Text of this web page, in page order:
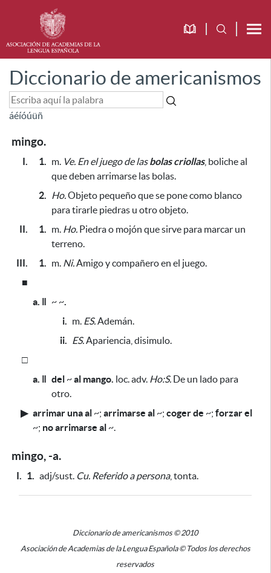
Diccionario de americanismos
áéíóúüñ
mingo.
I. 1. m. Ve. En el juego de lasbolas criollas, boliche al
que deben arrimarse las bolas.
2. Ho.Objeto pequeño que se pone como blanco
para tirarle piedras u otro objeto.
II.
1. m. Ho. Piedra o mojón que sirve para marcar un
terreno.
III.
1. m. Ni.Amigo y compañero en el juego.
■
a. ǁ ~ ~.
i. m. ES.Ademán.
ii. ES.Apariencia, disimulo.
□
a. ǁ del ~al mango. loc. adv. Ho:S. De un lado para
otro.
▶ arrimar una al ~; arrimarse al ~; coger de ~; forzar el
~; no arrimarse al ~.
mingo, -a.
I. 1. adj/sust. Cu. Referido a persona, tonta.
Diccionario de americanismos © 2010
Asociación de Academias de la Lengua Española © Todos los derechos
reservados